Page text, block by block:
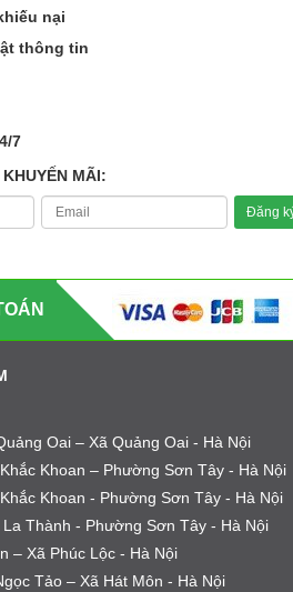
nại
thông tin
7
MÃI:
Oai – Xã Quảng Oai - Hà Nội
Khoan – Phường Sơn Tây - Hà Nội
Khoan - Phường Sơn Tây - Hà Nội
Thành - Phường Sơn Tây - Hà Nội
– Xã Phúc Lộc - Hà Nội
Tảo – Xã Hát Môn - Hà Nội